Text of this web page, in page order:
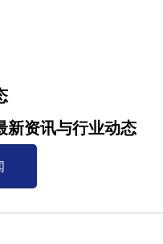
新资讯与行业动态